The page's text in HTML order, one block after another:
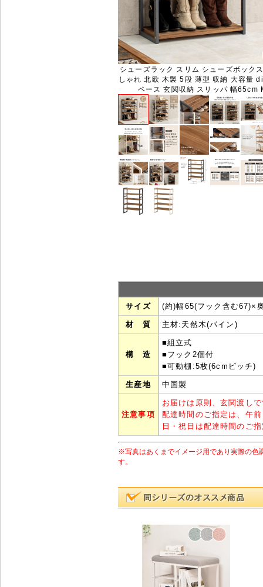
シューズラック スリム シューズボック
しゃれ 北欧 木製 5段 薄型 収納 大容量
ペース 玄関収納 スリッパ 幅65cm
サイズ (約)幅65(フック含む67)×
材 質 主材:天然木(パイン)
構 造
■組立式
■フック2個付
■可動棚:5枚(6cmピッチ)
生産地 中国製
注意事項
お届けは原則、玄関渡し
配達時間のご指定は、午
日・祝日は配達時間のご
※写真はあくまでイメージ用であり実際の色
す。